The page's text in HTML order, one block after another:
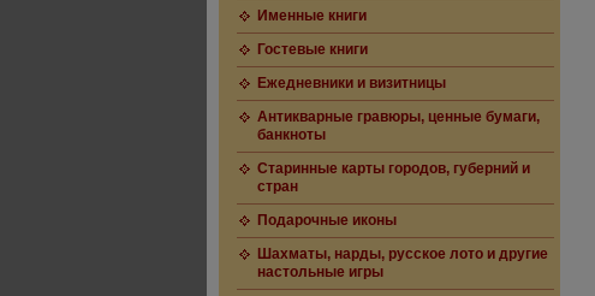
Именные книги
Гостевые книги
Ежедневники и визитницы
Антикварные гравюры, ценные бумаги,
банкноты
Старинные карты городов, губерний и
стран
Подарочные иконы
Шахматы, нарды, русское лото и другие
настольные игры